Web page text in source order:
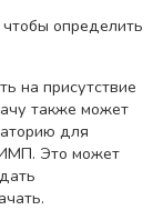
определить
на присутствие
также может
для
ИМП. Это может